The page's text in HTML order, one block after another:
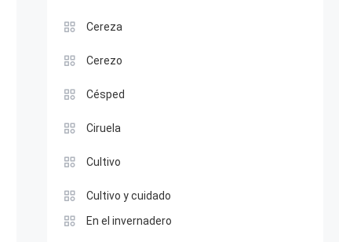
Cereza
Cerezo
Césped
Ciruela
Cultivo
Cultivo y cuidado
En el invernadero